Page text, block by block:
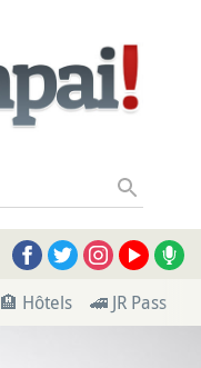
🏨 Hôtels 🚄 JR Pass